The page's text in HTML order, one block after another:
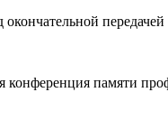
конференция памяти